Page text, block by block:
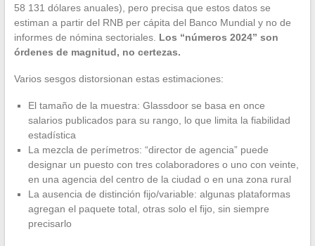
58 131 dólares anuales), pero precisa que estos datos se
estiman a partir del RNB per cápita del Banco Mundial y no de
informes de nómina sectoriales. Los “números 2024” son
órdenes de magnitud, no certezas.
Varios sesgos distorsionan estas estimaciones:
El tamaño de la muestra: Glassdoor se basa en once
salarios publicados para su rango, lo que limita la fiabilidad
estadística
La mezcla de perímetros: “director de agencia” puede
designar un puesto con tres colaboradores o uno con veinte,
en una agencia del centro de la ciudad o en una zona rural
La ausencia de distinción fijo/variable: algunas plataformas
agregan el paquete total, otras solo el fijo, sin siempre
precisarlo